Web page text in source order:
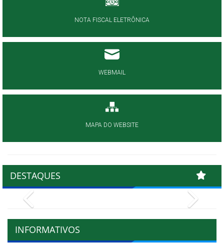
NOTA FISCAL ELETRÔNICA
WEBMAIL
MAPA DO WEBSITE
DESTAQUES
INFORMATIVOS